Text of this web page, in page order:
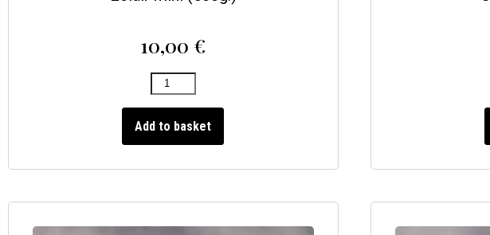
10,00 €
Add to basket